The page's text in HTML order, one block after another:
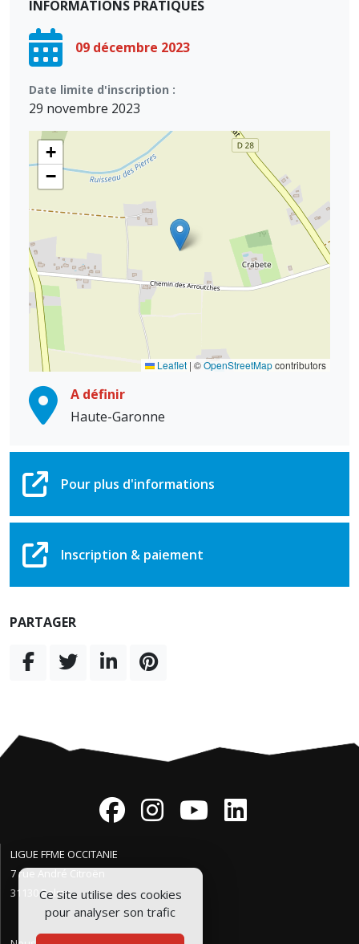
INFORMATIONS PRATIQUES
09 décembre 2023
Date limite d'inscription :
29 novembre 2023
+
−
Leaflet | ©OpenStreetMapcontributors
A définir
Haute-Garonne
Pour plus d'informations
Inscription & paiement
PARTAGER
LIGUE FFME OCCITANIE
7 rue André Citroën
31130 BalmaCe site utilise des cookies
pour analyser son trafic